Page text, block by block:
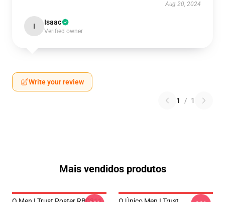
Aug 20, 2024
I Isaac
Verified owner
Write your review
1 / 1
Mais vendidos produtos